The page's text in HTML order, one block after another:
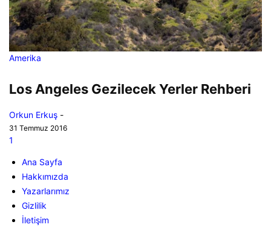
Amerika
Los Angeles Gezilecek Yerler Rehberi
Orkun Erkuş -
31 Temmuz 2016
1
Ana Sayfa
Hakkımızda
Yazarlarımız
Gizlilik
İletişim